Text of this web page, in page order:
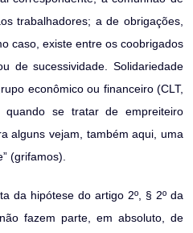
trabalhadores; a de obrigações,
caso, existe entre os coobrigados
de sucessividade. Solidariedade
econômico ou financeiro (CLT,
quando se tratar de empreiteiro
alguns vejam, também aqui, uma
(grifamos).
da hipótese do artigo 2º, § 2º da
fazem parte, em absoluto, de